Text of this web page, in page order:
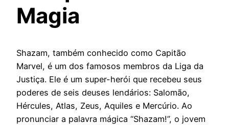
Magia
Shazam, também conhecido como Capitão
Marvel, é um dos famosos membros da Liga da
Justiça. Ele é um super-herói que recebeu seus
poderes de seis deuses lendários: Salomão,
Hércules, Atlas, Zeus, Aquiles e Mercúrio. Ao
pronunciar a palavra mágica “Shazam!”, o jovem